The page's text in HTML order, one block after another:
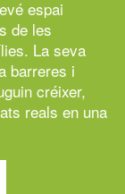
espai
de les
La seva
barreres i
créixer,
reals en una